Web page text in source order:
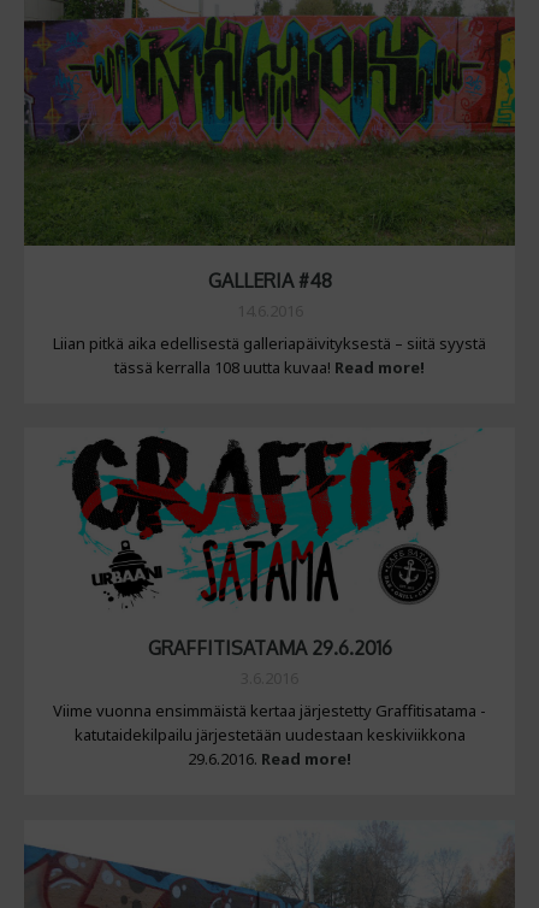
GALLERIA #48
Liian pitkä aika edellisestä galleriapäivityksestä – siitä syystä
tässä kerralla 108 uutta kuvaa! Read more!
GRAFFITISATAMA 29.6.2016
Viime vuonna ensimmäistä kertaa järjestetty Graffitisatama -
katutaidekilpailu järjestetään uudestaan keskiviikkona
29.6.2016. Read more!